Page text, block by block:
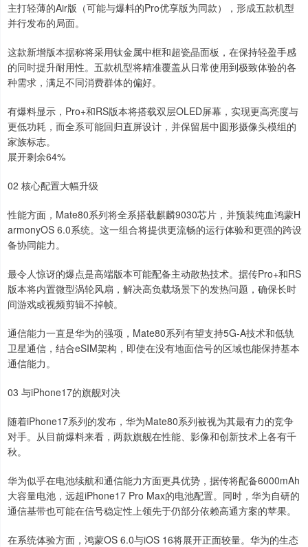
主打轻薄的Air版（可能与爆料的Pro优享版为同款），形成五款机型
并行发布的局面。
这款新增版本据称将采用钛金属中框和超瓷晶面板，在保持轻盈手感
的同时提升耐用性。五款机型将精准覆盖从日常使用到极致体验的各
种需求，满足不同消费群体的偏好。
有爆料显示，Pro+和RS版本将搭载双层OLED屏幕，实现更高亮度与
更低功耗，而全系可能回归直屏设计，并保留居中圆形摄像头模组的
家族标志。
展开剩余64%
02 核心配置大幅升级
性能方面，Mate80系列将全系搭载麒麟9030芯片，并预装纯血鸿蒙H
armonyOS 6.0系统。这一组合将提供更流畅的运行体验和更强的跨设
备协同能力。
最令人惊讶的爆点是高端版本可能配备主动散热技术。据传Pro+和RS
版本将内置微型涡轮风扇，解决高负载场景下的发热问题，确保长时
间游戏或视频剪辑不掉帧。
通信能力一直是华为的强项，Mate80系列有望支持5G-A技术和低轨
卫星通信，结合eSIM架构，即使在没有地面信号的区域也能保持基本
通信能力。
03 与iPhone17的旗舰对决
随着iPhone17系列的发布，华为Mate80系列被视为其最有力的竞争
对手。从目前爆料来看，两款旗舰在性能、影像和创新技术上各有千
秋。
华为似乎在电池续航和通信能力方面更具优势，据传将配备6000mAh
大容量电池，远超iPhone17 Pro Max的电池配置。同时，华为自研的
通信基带也可能在信号稳定性上领先于仍部分依赖高通方案的苹果。
在系统体验方面，鸿蒙OS 6.0与iOS 16将展开正面较量。华为的生态